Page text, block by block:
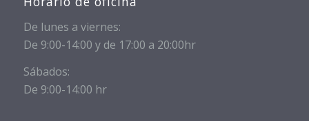
De lunes a viernes:
De 9:00-14:00 y de 17:00 a 20:00hr
Sábados:
De 9:00-14:00 hr